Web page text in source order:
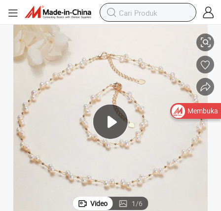
Emas Mutiara Cangkang
Perhiasan Mutiara 2 Set Perhiasan Halus Kalung Gelang Perhiasan
Video 1/6
Membuka